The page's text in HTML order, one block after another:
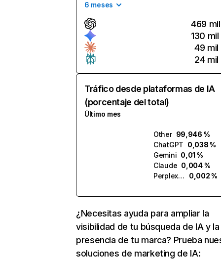
6 meses
469 mil
130 mil
49 mil
24 mil
Tráfico desde plataformas de IA
(porcentaje del total)
Último mes
Other 99,946 %
ChatGPT 0,038 %
Gemini 0,01 %
Claude 0,004 %
Perplexity
0,002 %
¿Necesitas ayuda para ampliar la
visibilidad de tu búsqueda de IA y la
presencia de tu marca? Prueba
soluciones de marketing de IA: